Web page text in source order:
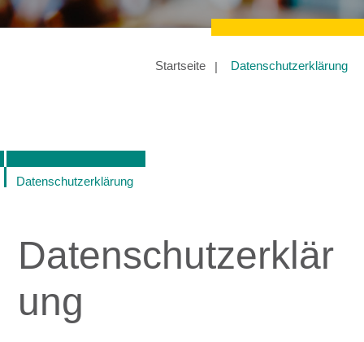
Startseite Datenschutzerklärung
Datenschutzerklärung
Datenschutzerklär
ung